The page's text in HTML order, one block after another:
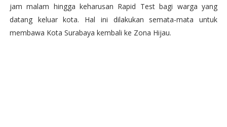
jam malam hingga keharusan Rapid Test bagi warga yang
datang keluar kota. Hal ini dilakukan semata-mata untuk
membawa Kota Surabaya kembali ke Zona Hijau.